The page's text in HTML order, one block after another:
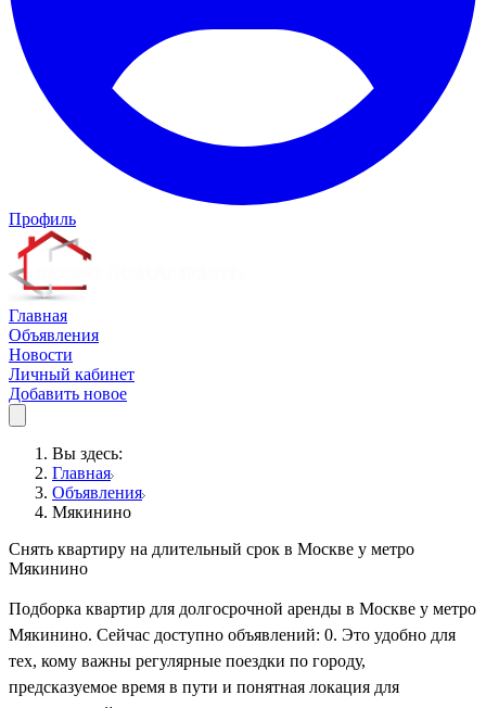
Профиль
Главная
Объявления
Новости
Личный кабинет
Добавить новое
Вы здесь:
Главная
Объявления
Мякинино
Снять квартиру на длительный срок в Москве у метро
Мякинино
Подборка квартир для долгосрочной аренды в Москве у метро
Мякинино. Сейчас доступно объявлений: 0. Это удобно для
тех, кому важны регулярные поездки по городу,
предсказуемое время в пути и понятная локация для